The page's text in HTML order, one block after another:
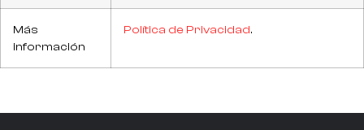
Más
información
Política de Privacidad.